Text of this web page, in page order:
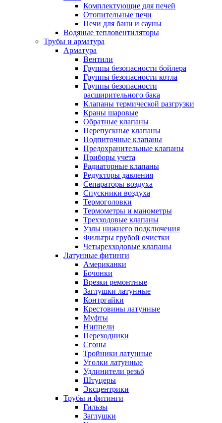
Комплектующие для печей
Отопительные печи
Печи для бани и сауны
Водяные тепловентиляторы
Трубы и арматура
Арматура
Вентили
Группы безопасности бойлера
Группы безопасности котла
Группы безопасности
расширительного бака
Клапаны термической разгрузки
Краны шаровые
Обратные клапаны
Перепускные клапаны
Подпиточные клапаны
Предохранительные клапаны
Приборы учета
Радиаторные клапаны
Редукторы давления
Сепараторы воздуха
Спускники воздуха
Термоголовки
Термометры и манометры
Трехходовые клапаны
Узлы нижнего подключения
Фильтры грубой очистки
Четырехходовые клапаны
Латунные фитинги
Американки
Бочонки
Врезки ремонтные
Заглушки латунные
Контргайки
Крестовины латунные
Муфты
Ниппели
Переходники
Сгоны
Тройники латунные
Уголки латунные
Удлинители резьб
Штуцеры
Эксцентрики
Трубы и фитинги
Гильзы
Заглушки